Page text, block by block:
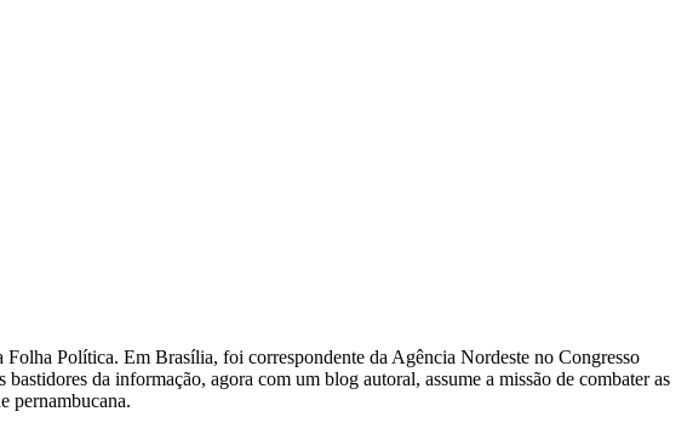
Política. Em Brasília, foi correspondente da Agência Nordeste no Congresso
da informação, agora com um blog autoral, assume a missão de combater as
pernambucana.